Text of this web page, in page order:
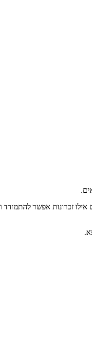
אילו זכרונות אפשר